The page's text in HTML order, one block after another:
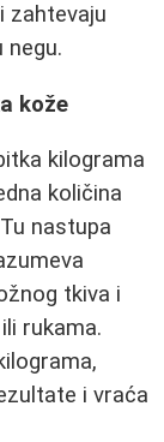
zahtevaju
negu.
kože
kilograma
količina
nastupa
tkiva i
rukama.
i vraća